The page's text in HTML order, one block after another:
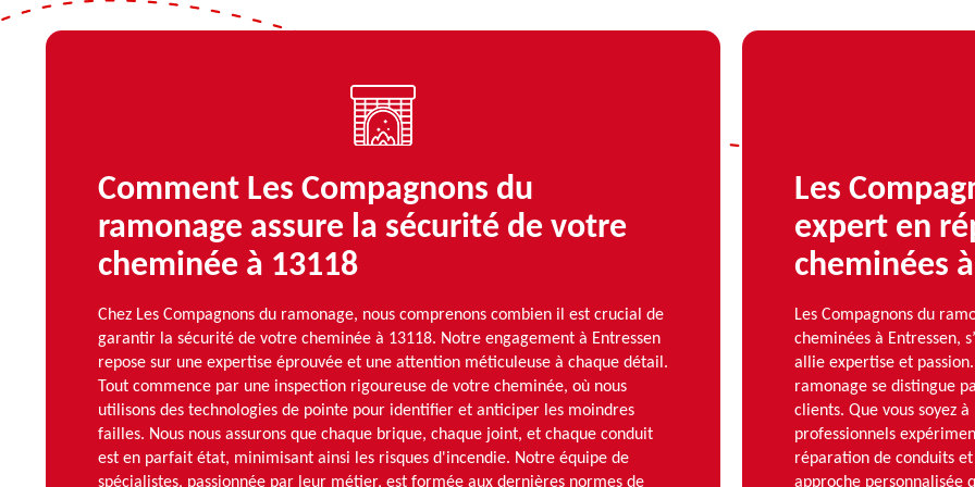
Comment Les Compagnons du
ramonage assure la sécurité de votre
cheminée à 13118
Chez Les Compagnons du ramonage, nous comprenons combien il est crucial de
garantir la sécurité de votre cheminée à 13118. Notre engagement à Entressen
repose sur une expertise éprouvée et une attention méticuleuse à chaque détail.
Tout commence par une inspection rigoureuse de votre cheminée, où nous
utilisons des technologies de pointe pour identifier et anticiper les moindres
failles. Nous nous assurons que chaque brique, chaque joint, et chaque conduit
est en parfait état, minimisant ainsi les risques d'incendie. Notre équipe de
spécialistes, passionnée par leur métier, est formée aux dernières normes de
Les
expert en
cheminées
Les Compagnons du
cheminées à Entressen,
allie expertise et
ramonage se distingue
clients. Que vous soyez
professionnels
réparation de conduits
approche personnalisée